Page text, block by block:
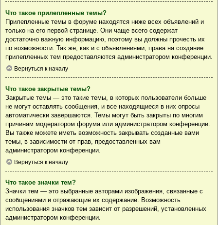
Что такое прилепленные темы?
Прилепленные темы в форуме находятся ниже всех объявлений и
только на его первой странице. Они чаще всего содержат
достаточно важную информацию, поэтому вы должны прочесть их
по возможности. Так же, как и с объявлениями, права на создание
прилепленных тем предоставляются администратором конференции.
Вернуться к началу
Что такое закрытые темы?
Закрытые темы — это такие темы, в которых пользователи больше
не могут оставлять сообщения, и все находящиеся в них опросы
автоматически завершаются. Темы могут быть закрыты по многим
причинам модератором форума или администратором конференции.
Вы также можете иметь возможность закрывать созданные вами
темы, в зависимости от прав, предоставленных вам
администратором конференции.
Вернуться к началу
Что такое значки тем?
Значки тем — это выбранные авторами изображения, связанные с
сообщениями и отражающие их содержание. Возможность
использования значков тем зависит от разрешений, установленных
администратором конференции.